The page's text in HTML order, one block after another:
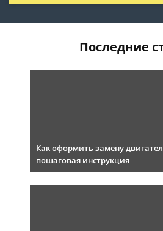
Последние
Как оформить замену
пошаговая инструкция